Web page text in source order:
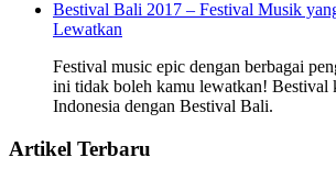
Bestival Bali 2017 – Festival Musik
Lewatkan
Festival music epic dengan berbagai
ini tidak boleh kamu lewatkan! Bestival
Indonesia dengan Bestival Bali.
Artikel Terbaru